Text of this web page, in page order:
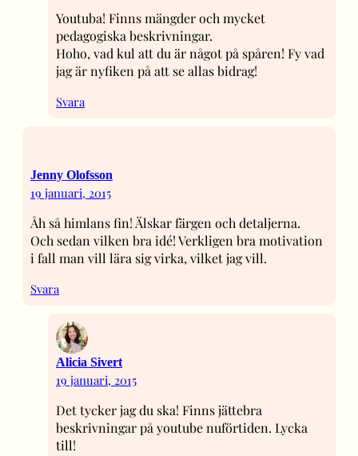
Youtuba! Finns mängder och mycket
pedagogiska beskrivningar.
Hoho, vad kul att du är något på spåren! Fy vad
jag är nyfiken på att se allas bidrag!
Svara
Jenny Olofsson
19 januari, 2015
Åh så himlans fin! Älskar färgen och detaljerna.
Och sedan vilken bra idé! Verkligen bra motivation
i fall man vill lära sig virka, vilket jag vill.
Svara
Alicia Sivert
19 januari, 2015
Det tycker jag du ska! Finns jättebra
beskrivningar på youtube nuförtiden. Lycka
till!